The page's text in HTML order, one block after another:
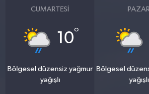
CUMARTESI
10°
Bölgesel düzensiz yağmur
yağışlı
PAZAR
Bölgesel
yağışlı